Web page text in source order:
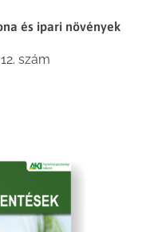
és ipari növények
szám